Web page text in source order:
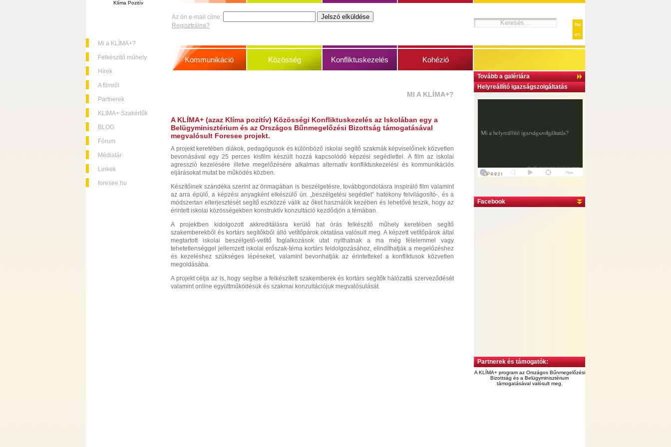
Klíma Pozitív
Mi a KLÍMA+?
Felkészítő műhely
Hírek
A filmről
Partnerek
KLIMA+ Szakértők
BLOG
Fórum
Médiatár
Linkek
foresee.hu
hu
en
Tovább a galériára
Helyreállító igazságszolgáltatás
Facebook
Partnerek és támogatók:
A KLÍMA+ program az Országos Bűnmegelőzési
Bizottság és a Belügyminisztérium
támogatásával valósult meg.
Az ön e-mail címe:
Regisztrálna?
Kommunikáció Közösség Konfliktuskezelés Kohézió
MI A KLÍMA+?
A KLÍMA+ (azaz Klíma pozitív) Közösségi Konfliktuskezelés az Iskolában egy a
Belügyminisztérium és az Országos Bűnmegelőzési Bizottság támogatásával
megvalósult Foresee projekt.
A projekt keretében diákok, pedagógusok és különböző iskolai segítő szakmák képviselőinek közvetlen
bevonásával egy 25 perces kisfilm készült hozzá kapcsolódó képzési segédlettel. A film az iskolai
agresszió kezelésére illetve megelőzésére alkalmas alternatív konfliktuskezelési és kommunikációs
eljárásokat mutat be működés közben.
Készítőinek szándéka szerint az önmagában is beszélgetésre, továbbgondolásra inspiráló film valamint
az arra épülő, a képzési anyagként elkészülő ún. „beszélgetési segédlet” hatékony felvilágosító-, és a
módszertan elterjesztését segítő eszközzé válik az őket használók kezében és lehetővé teszik, hogy az
érintett iskolai közösségekben konstruktív konzultáció kezdődjön a témában.
A projektben kidolgozott akkreditálásra kerülő hat órás felkészítő műhely keretében segítő
szakemberekből és kortárs segítőkből álló vetítőpárok oktatása valósult meg. A képzett vetítőpárok által
megtartott iskolai beszélgető-vetítő foglalkozások utat nyithatnak a ma még félelemmel vagy
tehetetlenséggel jellemzett iskolai erőszak-téma kortárs feldolgozásához, elindíthatják a megelőzéshez
és kezeléshez szükséges lépéseket, valamint bevonhatják az érintetteket a konfliktusok közvetlen
megoldásába.
A projekt célja az is, hogy segítse a felkészített szakemberek és kortárs segítők hálózattá szerveződését
valamint online együttműködésük és szakmai konzultációjuk megvalósulását.